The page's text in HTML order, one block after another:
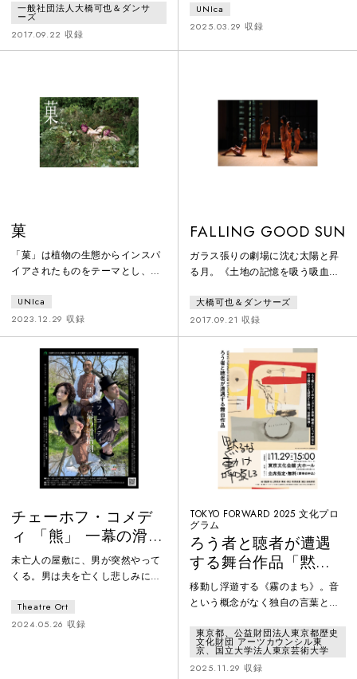
ンスプロジェクト「ザ・ワール
ド」2017作品。東京オリンピック
を直前に控え日々変貌する豊洲を
たち出演：後藤ゆう、山本晴歌、
田端春花、伊藤雅子、中原貴美
子、秋山実優、高澤李子、高橋由
佳2. 若い
一般社団法人大橋可也＆ダンサ
ーズ
2017.09.22 収録
本のなかで実際に病院で腫物に使
われていた軟膏の名前。少女は精
も心の中にある自分でもわからな
い感情、押さえつけられた思い、
トラウマなどが何かのきっかけで
アンティピオルのように現れるも
UNIca
2025.03.29 収録
菓
「菓」は植物の生態からインスパ
イアされたものをテーマとし、坂
も重ね合わせた。たとえば植物が
成長していくときに出す「エチレ
ン」というフェロモンは、秋の紅
葉など葉が色づく現象を起こす。
それは目には見えない植物同士の
信号のようで、ささやいている言
葉のようにも感じ、そして植物同
士の猛烈な競争や駆け引きが起こ
っているようにも捉える。繰り返
す生死をミクロの視点から切り取
り作品にし
UNIca
2023.12.29 収録
FALLING GOOD SUN
ガラス張りの劇場に沈む太陽と昇
る月。《土地の記憶を吸う吸血
ンスプロジェクト「ザ・ワール
ド」2017年作品。
大橋可也＆ダンサーズ
2017.09.21 収録
チェーホフ・コメデ
ィ 「熊」 一幕の滑稽
劇
未亡人の屋敷に、男が突然やって
くる。男は夫を亡くし悲しみに暮
と迫り、喪に服したかった女と口
論になる。噛み合うようで噛み合
Theatre Ort
2024.05.26 収録
TOKYO FORWARD 2025 文化プロ
グラム
ろう者と聴者が遭遇
する舞台作品「黙る
な 動け 呼吸しろ」
移動し浮遊する《霧のまち》。音
という概念がなく独自の言葉と文
迷い込んでくる。音に過敏な巨大
都市《百層》からやってきたの
だ…。2025年秋、言葉や文化が異
東京都、公益財団法人東京都歴史
文化財団 アーツカウンシル東
京、国立大学法人東京芸術大学
2025.11.29 収録